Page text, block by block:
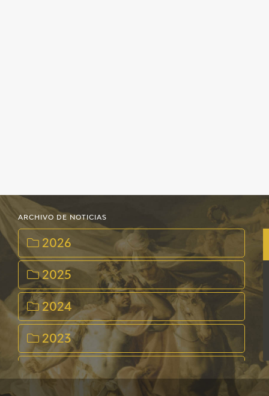
ARCHIVO DE NOTICIAS
2026
2025
2024
2023
2022